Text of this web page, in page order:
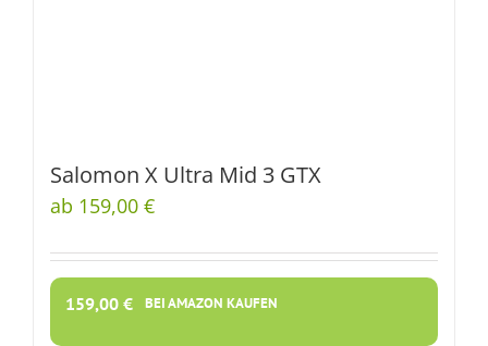
Salomon X Ultra Mid 3 GTX
ab 159,00 €
159,00 € BEI AMAZON KAUFEN